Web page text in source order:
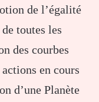
de l’égalité
toutes les
des courbes
en cours
d’une Planète